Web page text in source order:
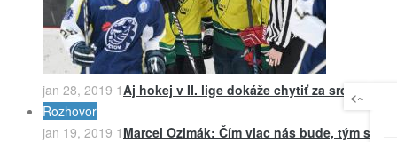
jan 28, 2019 1Aj hokej v II. lige dokáže chytiť za srdce
Rozhovor
jan 19, 2019 1 Marcel Ozimák: Čím viac nás bude, tým skôr
<~